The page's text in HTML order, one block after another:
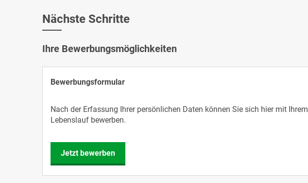
Nächste Schritte
Ihre Bewerbungsmöglichkeiten
Bewerbungsformular
Nach der Erfassung Ihrer persönlichen Daten können Sie sich hier mit Ihrem
Lebenslauf bewerben.
Jetzt bewerben